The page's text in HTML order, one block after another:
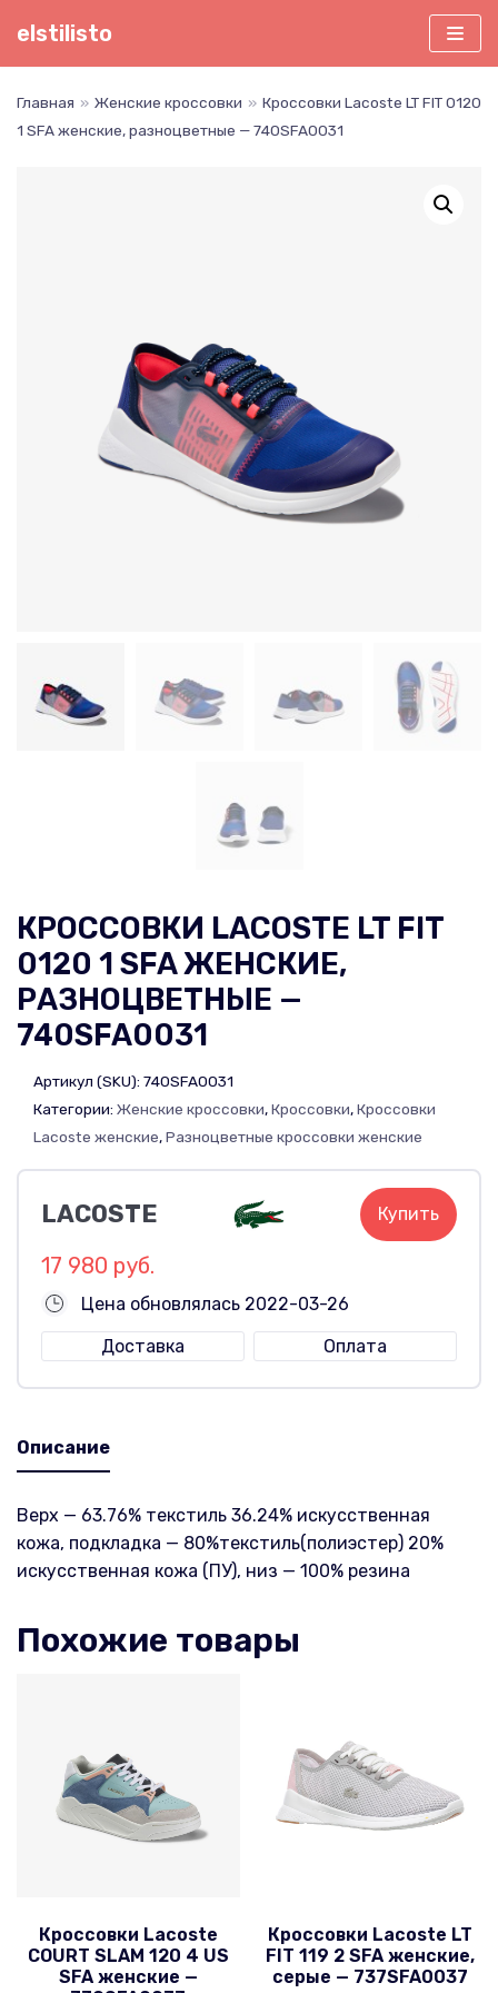
Перейти
elstilisto
Главная » Женские кроссовки » Кроссовки Lacoste LT FIT 0120
1 SFA женские, разноцветные — 740SFA0031
КРОССОВКИ LACOSTE LT FIT
0120 1 SFA ЖЕНСКИЕ,
РАЗНОЦВЕТНЫЕ —
740SFA0031
Артикул (SKU): 740SFA0031
Категории: Женские кроссовки,Кроссовки,Кроссовки
Lacoste женские,Разноцветные кроссовки женские
LACOSTE Купить
17 980 руб.
Цена обновлялась 2022-03-26
Доставка
Оплата
Описание
Верх — 63.76% текстиль 36.24% искусственная
кожа, подкладка — 80%текстиль(полиэстер) 20%
искусственная кожа (ПУ), низ — 100% резина
Похожие товары
Кроссовки Lacoste
COURT SLAM 120 4 US
SFA женские —
Кроссовки Lacoste LT
FIT 119 2 SFA женские,
серые — 737SFA0037